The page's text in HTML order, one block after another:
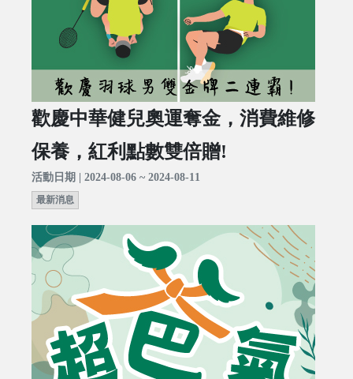
歡慶中華健兒奧運奪金，消費維修
保養，紅利點數雙倍贈!
活動日期 | 2024-08-06 ~ 2024-08-11
最新消息